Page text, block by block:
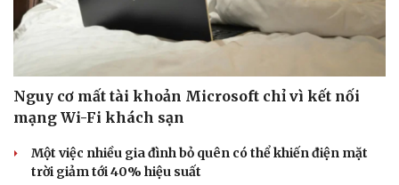
Nguy cơ mất tài khoản Microsoft chỉ vì kết nối
mạng Wi-Fi khách sạn
Một việc nhiều gia đình bỏ quên có thể khiến điện mặt
trời giảm tới 40% hiệu suất